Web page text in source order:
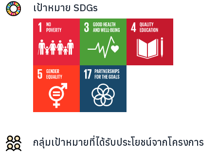
เป้าหมาย SDGs
กลุ่มเป้าหมายที่ได้รับประโยชน์จากโครงการ